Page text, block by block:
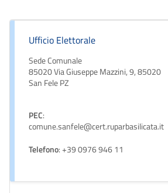
Ufficio Elettorale
Sede Comunale
85020 Via Giuseppe Mazzini, 9, 85020
San Fele PZ
PEC:
comune.sanfele@cert.ruparbasilicata.it
Telefono: +39 0976 946 11